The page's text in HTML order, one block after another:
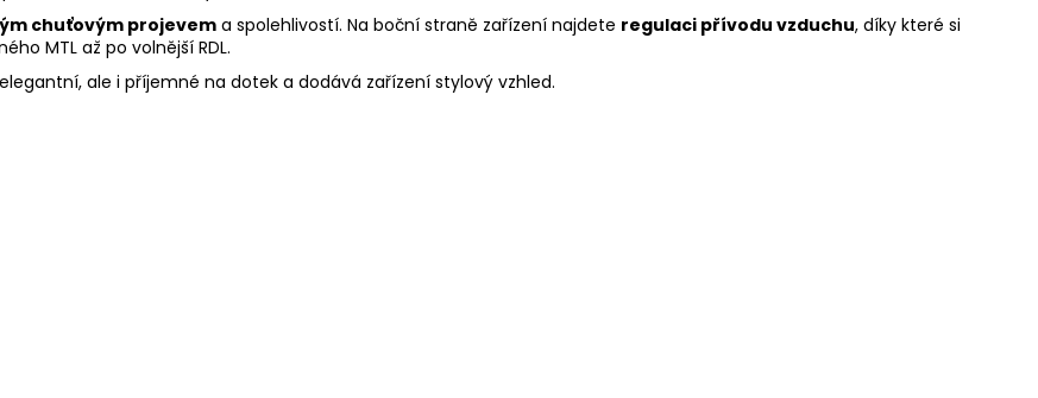
chuťovým projevema spolehlivostí. Na boční straně zařízení najdete regulaci přívodu vzduchu, díky které si
MTL až po volnější RDL.
ale i příjemné na dotek a dodává zařízení stylový vzhled.